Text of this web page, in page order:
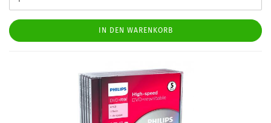
IN DEN WARENKORB